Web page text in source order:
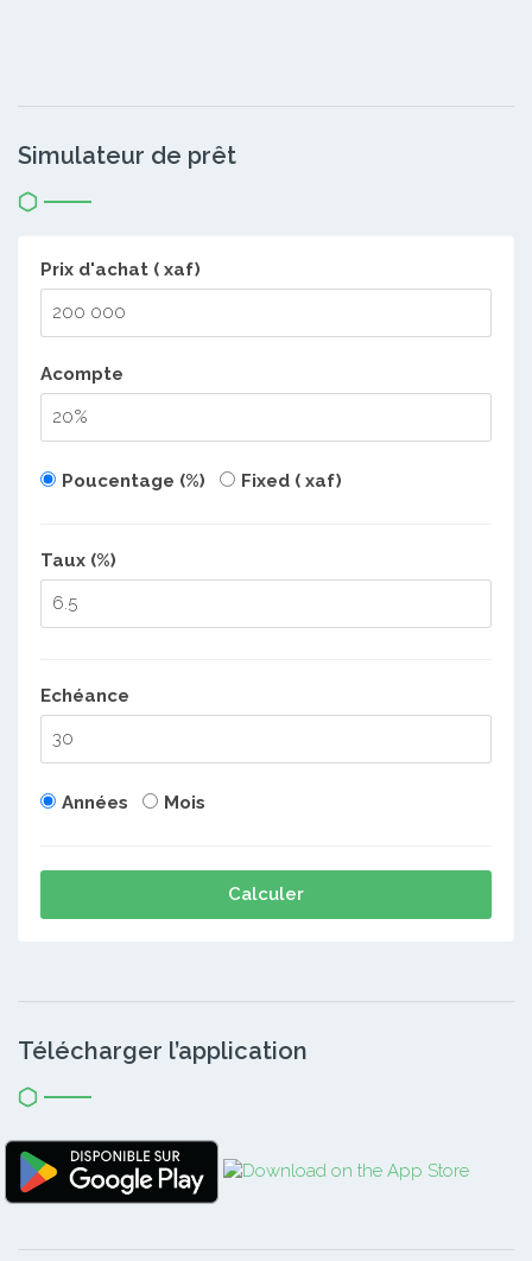
Simulateur de prêt
Prix d'achat ( xaf)
Acompte
Poucentage (%) Fixed ( xaf)
Taux (%)
Echéance
Années Mois
Calculer
Télécharger l’application